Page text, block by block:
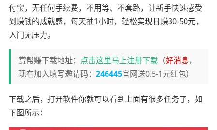
付宝，无任何手续费，不用等、不套路，让新手快速感受
到赚钱的成就感，每天抽1小时，轻松实现日赚30-50元，
入门无压力。
赏帮赚下载地址： 点击这里马上注册下载（好消息，
现在加入填写邀请码： 246445官网送0.5-1元红包）
下载之后，打开软件你就可以看到上面有很多任务了，如
下图所示：